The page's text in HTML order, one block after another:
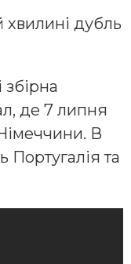
хвилині дубль
збірна
де 7 липня
В
Португалія та